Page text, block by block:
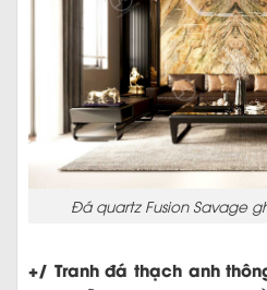
Đá quartz Fusion Savage
+/ Tranh đá thạch anh